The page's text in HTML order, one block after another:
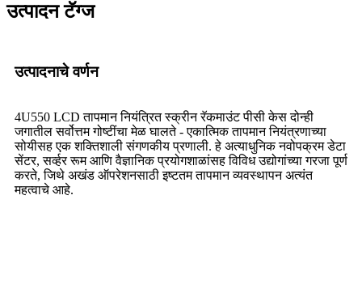
उत्पादन टॅग्ज
उत्पादनाचे वर्णन
4U550 LCD तापमान नियंत्रित स्क्रीन रॅकमाउंट पीसी केस दोन्ही
जगातील सर्वोत्तम गोष्टींचा मेळ घालते - एकात्मिक तापमान नियंत्रणाच्या
सोयीसह एक शक्तिशाली संगणकीय प्रणाली. हे अत्याधुनिक नवोपक्रम डेटा
सेंटर, सर्व्हर रूम आणि वैज्ञानिक प्रयोगशाळांसह विविध उद्योगांच्या गरजा पूर्ण
करते, जिथे अखंड ऑपरेशनसाठी इष्टतम तापमान व्यवस्थापन अत्यंत
महत्वाचे आहे.